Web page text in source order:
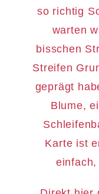
so richtig
warten
bisschen
Streifen
geprägt
Blume,
Karte ist